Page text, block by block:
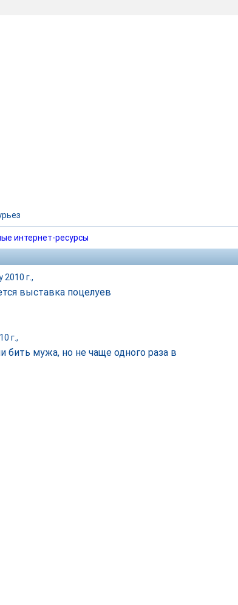
интернет-ресурсы
2010 г.,
выставка поцелуев
г.,
бить мужа, но не чаще одного раза в